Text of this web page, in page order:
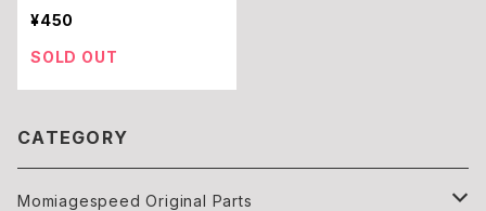
ラ売り
¥450
SOLD OUT
CATEGORY
Momiagespeed Original Parts